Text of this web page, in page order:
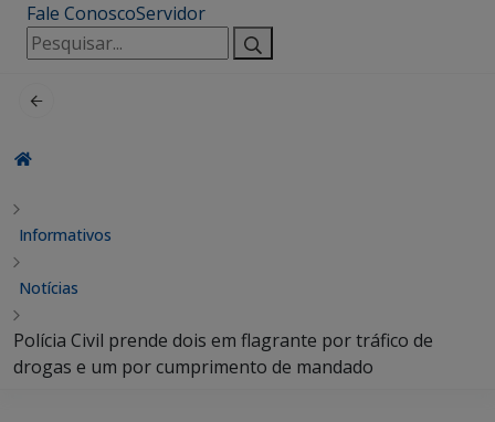
Fale ConoscoServidor
Pesquisar
por:
Informativos
Notícias
Polícia Civil prende dois em flagrante por tráfico de
drogas e um por cumprimento de mandado